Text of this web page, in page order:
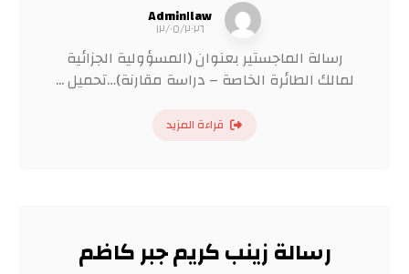
Admin١law
١٢/٠٥/٢٠٢٦
رسالة الماجستير بعنوان (المسؤولية الجزائية
لمالك الطائرة الخاصة – دراسة مقارنة)…تحميل ...
قراءة المزيد
رسالة زينب كريم جبر كاظم